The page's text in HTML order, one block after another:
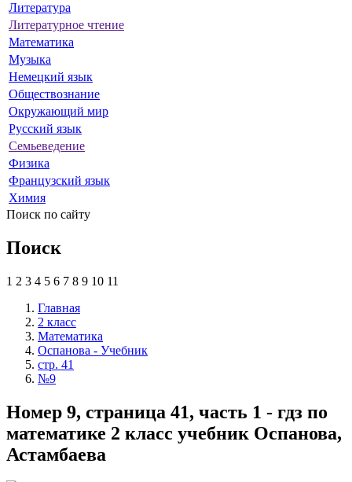
Литература
Литературное чтение
Математика
Музыка
Немецкий язык
Обществознание
Окружающий мир
Русский язык
Семьеведение
Физика
Французский язык
Химия
Поиск по сайту
Поиск
1 2 3 4 5 6 7 8 9 10 11
Главная
2 класс
Математика
Оспанова - Учебник
стр. 41
№9
Номер 9, страница 41, часть 1 - гдз по
математике 2 класс учебник Оспанова,
Астамбаева